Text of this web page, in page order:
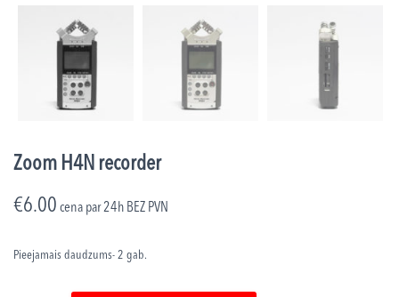
Zoom H4N recorder
€6.00 cena par 24h BEZ PVN
Pieejamais daudzums- 2 gab.